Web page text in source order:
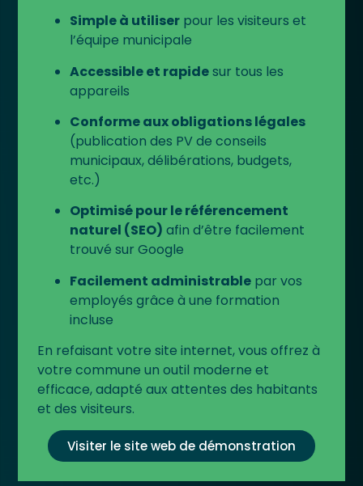
Simple à utiliser pour les visiteurs et
l’équipe municipale
Accessible et rapidesur tous les
appareils
Conforme aux obligations légales
(publication des PV de conseils
municipaux, délibérations, budgets,
etc.)
Optimisé pour le référencement
naturel (SEO) afin d’être facilement
trouvé sur Google
Facilement administrable par vos
employés grâce à une formation
incluse
En refaisant votre site internet, vous offrez à
votre commune un outil moderne et
efficace, adapté aux attentes des habitants
et des visiteurs.
Visiter le site web de démonstration